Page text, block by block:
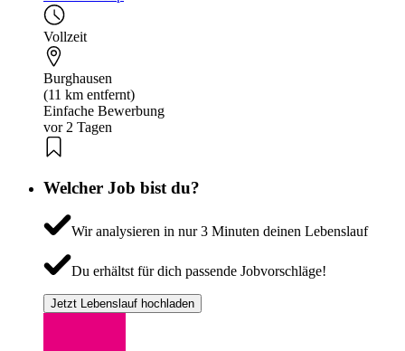
Vollzeit
Burghausen
(11 km entfernt)
Einfache Bewerbung
vor 2 Tagen
Welcher Job bist du?
Wir analysieren in nur 3 Minuten deinen Lebenslauf
Du erhältst für dich passende Jobvorschläge!
Jetzt Lebenslauf hochladen